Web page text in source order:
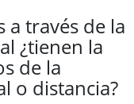
través de la
¿tienen la
de la
o distancia?